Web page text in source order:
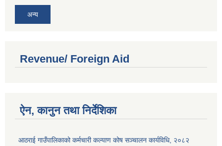
अन्य
Revenue/ Foreign Aid
ऐन, कानुन तथा निर्देशिका
आठराई गाउँपालिकाको कर्मचारी कल्याण कोष सञ्चालन कार्यविधि, २०८२